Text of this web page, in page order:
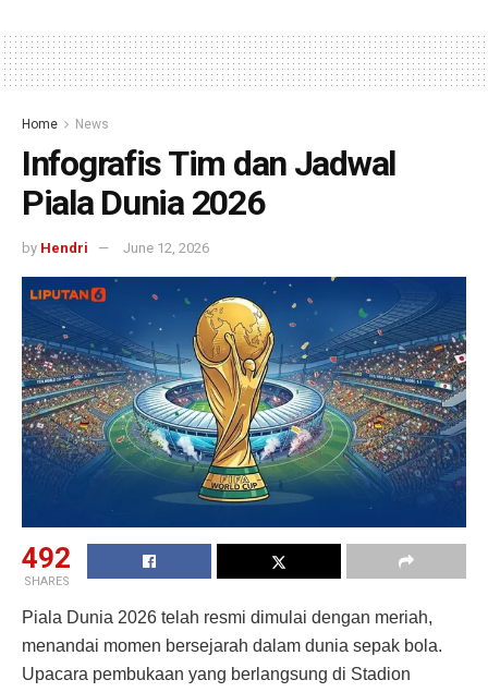
Home News
Infografis Tim dan Jadwal
Piala Dunia 2026
by Hendri June 12, 2026
492
SHARES
Piala Dunia 2026 telah resmi dimulai dengan meriah,
menandai momen bersejarah dalam dunia sepak bola.
Upacara pembukaan yang berlangsung di Stadion